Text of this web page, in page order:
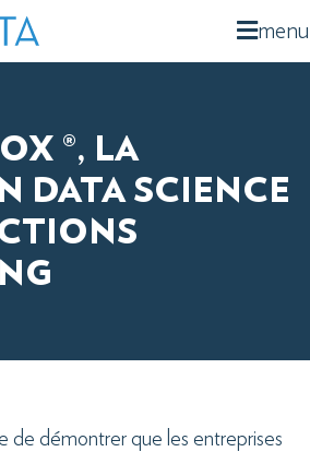
menu
®, LA
DATA SCIENCE
de démontrer que les entreprises